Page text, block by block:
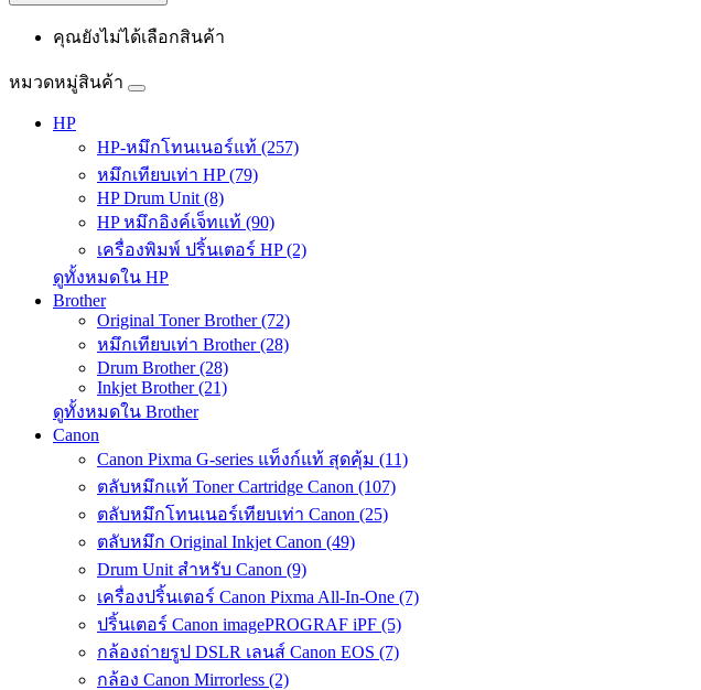
คุณยังไม่ได้เลือกสินค้า
หมวดหมู่สินค้า
HP
HP-หมึกโทนเนอร์แท้ (257)
หมึกเทียบเท่า HP (79)
HP Drum Unit (8)
HP หมึกอิงค์เจ็ทแท้ (90)
เครื่องพิมพ์ ปริ้นเตอร์ HP (2)
ดูทั้งหมดใน HP
Brother
Original Toner Brother (72)
หมึกเทียบเท่า Brother (28)
Drum Brother (28)
Inkjet Brother (21)
ดูทั้งหมดใน Brother
Canon
Canon Pixma G-series แท็งก์แท้ สุดคุ้ม (11)
ตลับหมึกแท้ Toner Cartridge Canon (107)
ตลับหมึกโทนเนอร์เทียบเท่า Canon (25)
ตลับหมึก Original Inkjet Canon (49)
Drum Unit สำหรับ Canon (9)
เครื่องปริ้นเตอร์ Canon Pixma All-In-One (7)
ปริ้นเตอร์ Canon imagePROGRAF iPF (5)
กล้องถ่ายรูป DSLR เลนส์ Canon EOS (7)
กล้อง Canon Mirrorless (2)